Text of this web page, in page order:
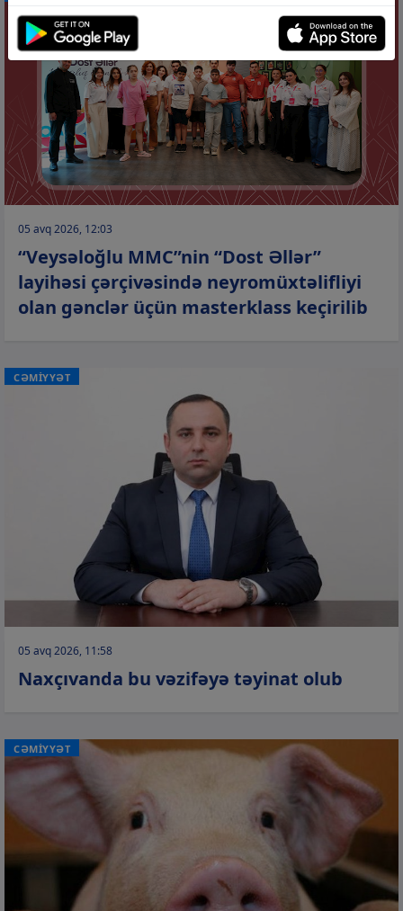
05 avq 2026, 12:03
“Veysəloğlu MMC”nin “Dost Əllər”
layihəsi çərçivəsində neyromüxtəlifliyi
olan gənclər üçün masterklass keçirilib
CƏMİYYƏT
05 avq 2026, 11:58
Naxçıvanda bu vəzifəyə təyinat olub
CƏMİYYƏT